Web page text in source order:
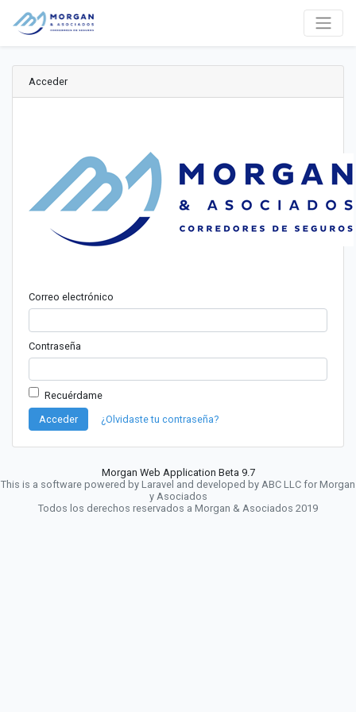
Acceder
Correo electrónico
Contraseña
Recuérdame
Acceder
¿Olvidaste tu contraseña?
Morgan Web Application Beta 9.7
This is a software powered by Laravel and developed by ABC LLC for Morgan
y Asociados
Todos los derechos reservados a Morgan & Asociados 2019